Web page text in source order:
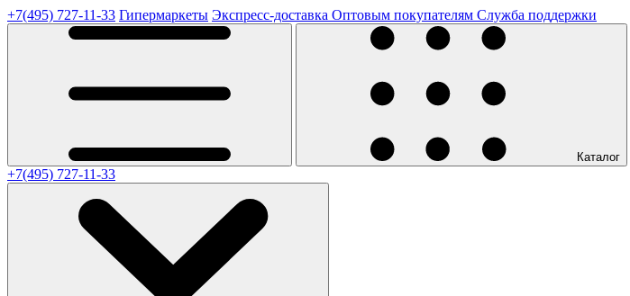
+7(495) 727-11-33 Гипермаркеты Экспресс-доставка Оптовым покупателям Служба поддержки
Каталог
+7(495) 727-11-33